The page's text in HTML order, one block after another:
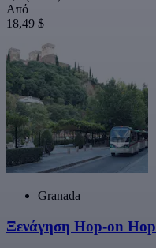
Από
18,49 $
Granada
Ξενάγηση Hop-on